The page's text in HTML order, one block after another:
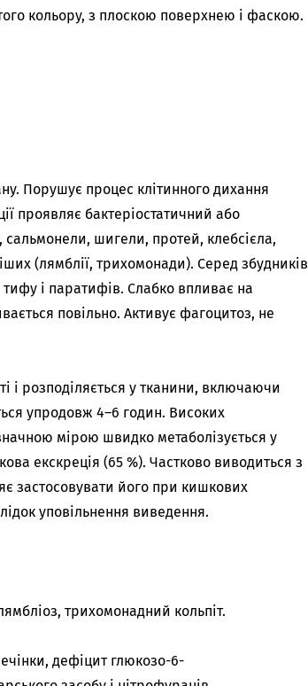
кольору, з плоскою поверхнею і фаскою.
Порушує процес клітинного дихання
проявляє бактеріостатичний або
шигели, протей, клебсієла,
(лямблії, трихомонади). Серед збудників
і паратифів. Слабко впливає на
повільно. Активує фагоцитоз, не
і розподіляється у тканини, включаючи
упродовж 4–6 годин. Високих
мірою швидко метаболізується у
екскреція (65 %). Частково виводиться з
застосовувати його при кишкових
уповільнення виведення.
трихомонадний кольпіт.
дефіцит глюкозо-6-